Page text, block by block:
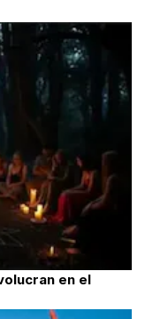
en el